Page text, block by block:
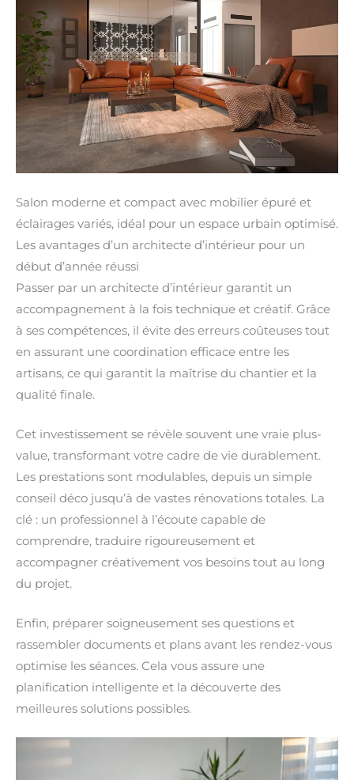
Salon moderne et compact avec mobilier épuré et
éclairages variés, idéal pour un espace urbain optimisé.
Les avantages d’un architecte d’intérieur pour un
début d’année réussi
Passer par un architecte d’intérieur garantit un
accompagnement à la fois technique et créatif. Grâce
à ses compétences, il évite des erreurs coûteuses tout
en assurant une coordination efficace entre les
artisans, ce qui garantit la maîtrise du chantier et la
qualité finale.
Cet investissement se révèle souvent une vraie plus-
value, transformant votre cadre de vie durablement.
Les prestations sont modulables, depuis un simple
conseil déco jusqu’à de vastes rénovations totales. La
clé : un professionnel à l’écoute capable de
comprendre, traduire rigoureusement et
accompagner créativement vos besoins tout au long
du projet.
Enfin, préparer soigneusement ses questions et
rassembler documents et plans avant les rendez-vous
optimise les séances. Cela vous assure une
planification intelligente et la découverte des
meilleures solutions possibles.